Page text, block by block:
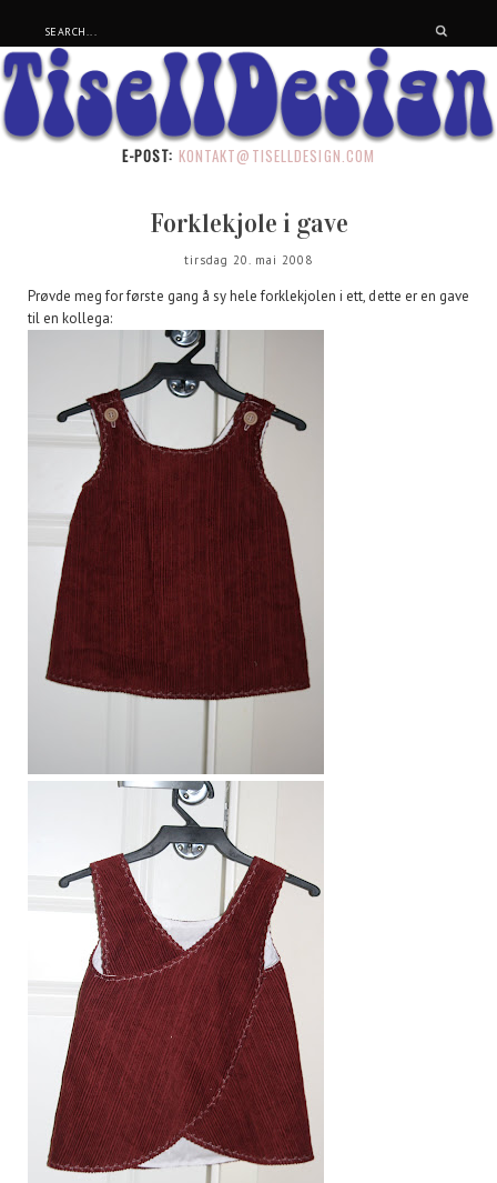
E-POST: KONTAKT@TISELLDESIGN.COM
Forklekjole i gave
tirsdag 20. mai 2008
Prøvde meg for første gang å sy hele forklekjolen i ett, dette er en gave
til en kollega: